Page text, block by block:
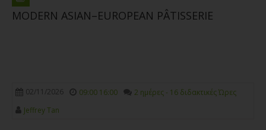
MODERN ASIAN–EUROPEAN PÂTISSERIE
02/11/2026 09:00 16:00
2 ημέρες - 16 διδακτικές Ώρες
Jeffrey Tan